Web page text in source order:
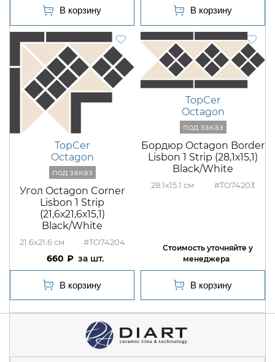
TopCer
Octagon
Угол Octagon Corner
Lisbon 1 Strip
(21,6х21,6х15,1)
Black/White
21.6x21.6 #TO74204
660 шт.
TopCer
Octagon
Бордюр Octagon Border
Lisbon 1 Strip (28,1х15,1)
Black/White
28.1x15.1 #TO74203